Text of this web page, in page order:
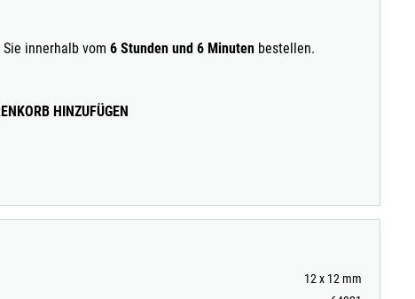
Sie innerhalb vom 6 Stunden und 6 Minuten bestellen.
HINZUFÜGEN
12 x 12 mm